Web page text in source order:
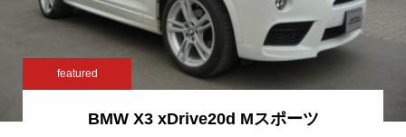
featured
BMW X3 xDrive20d Mスポーツ